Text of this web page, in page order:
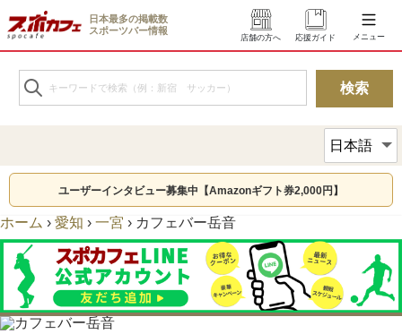
日本最多の掲載数
スポーツバー情報
店舗の方へ 応援ガイド メニュー
ユーザーインタビュー募集中【Amazonギフト券2,000円】
ホーム › 愛知 › 一宮 › カフェバー岳音